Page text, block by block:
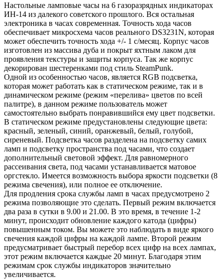
Настольные ламповые часы на 6 газоразрядных индикаторах
ИН-14 из далекого советского прошлого. Вся остальная
электроника в часах современная. Точность хода часов
обеспечивает микросхема часов реального DS3231N, которая
может обеспечить точность хода +/- 1 с/месяц. Корпус часов
изготовлен из массива дуба и покрыт яхтным лаком для
проявления текстуры и защиты корпуса. Так же корпус
декорирован шестеренками под стиль SteamPunk.
Одной из особенностью часов, является RGB подсветка,
которая может работать как в статическом режиме, так и в
динамическом режиме (режим «перелива» цветов по всей
палитре), в данном режиме пользователь может
самостоятельно выбрать понравившийся ему цвет подсветки.
В статическом режиме предустановлены следующие цвета:
красный, зеленый, синий, оранжевый, белый, голубой,
сиреневый. Подсветка часов разделена на подсветку самих
ламп и подсветку пространства под часами, что создает
дополнительный световой эффект. Для равномерного
рассеивания света, под часами устанавливается матовое
оргстекло. Имеется возможность выбора яркости подсветки (8
режима свечения), или полное ее отключение.
Для продления срока службы ламп в часах предусмотрено 2
режима позволяющие это сделать. Первый режим включается
два раза в сутки в 9.00 и 21.00. В это время, в течение 1-2
минут, происходит обновление каждого катода (цифры)
повышенным током. Вы можете это наблюдать в виде яркого
свечения каждой цифры на каждой лампе. Второй режим
предусматривает быстрый перебор всех цифр на всех лампах,
этот режим включается каждые 20 минут. Благодаря этим
режимам срок службы индикаторов значительно
увеличивается.